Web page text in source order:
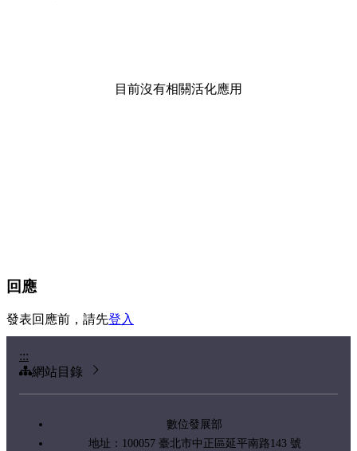
目前沒有相關活化應用
回應
發表回應前，請先登入
:::
網站目錄
數位發展部
地址：100057 臺北市中正區延平南路143 號